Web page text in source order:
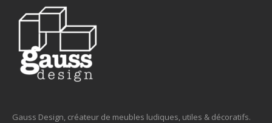
Gauss Design, créateur de meubles ludiques, utiles & décoratifs.